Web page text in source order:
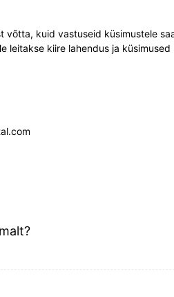
kuid vastuseid küsimustele
kiire lahendus ja